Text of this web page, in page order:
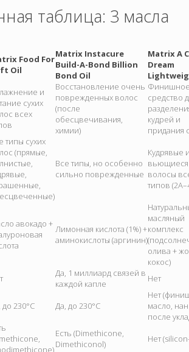
таблица: 3 масла
Food For
Oil
Matrix Instacure
Build-A-Bond Billion
Bond Oil
Matrix A
Dream
и
сухих
всех
Восстановление очень
поврежденных волос
(после
обесцвечивания,
химии)
средство
кудрей и
придания
типы сухих
(прямые,
Все типы, но особенно
сильно поврежденные
Кудрявые
вьющиеся
волосы
типов
авокадо + Лимонная кислота (1%) +
аминокислоты (аргинин)
масляный
комплекс
олива +
кокос)
Да, 1 миллиард связей в
каждой капле
Нет
до 230°C Да, до 230°C
Нет
масло,
после
Есть (Dimethicone,
Dimethiconol)
Нет